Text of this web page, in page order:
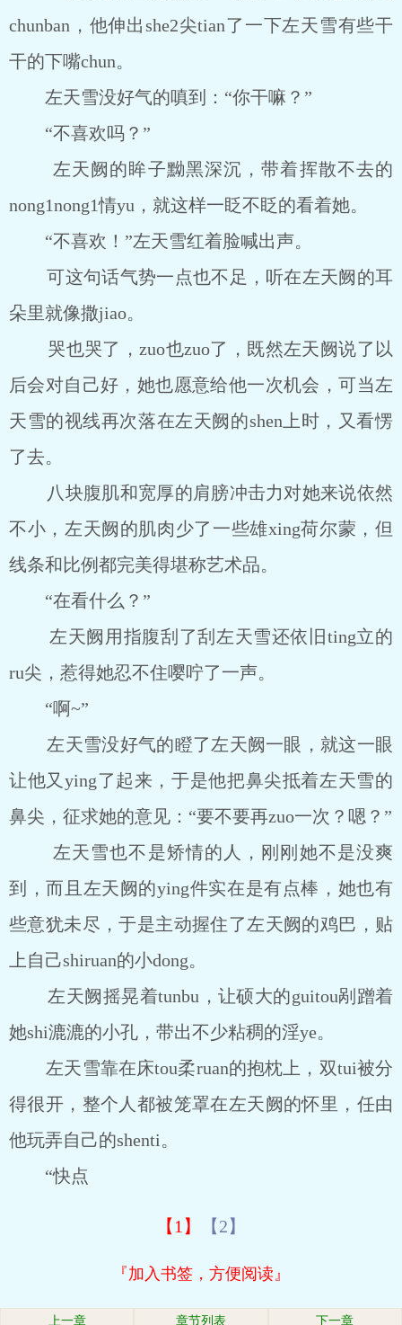
chunban，他伸出she2尖tian了一下左天雪有些干
干的下嘴chun。
左天雪没好气的嗔到：“你干嘛？”
“不喜欢吗？”
左天阙的眸子黝黑深沉，带着挥散不去的
nong1nong1情yu，就这样一眨不眨的看着她。
“不喜欢！”左天雪红着脸喊出声。
可这句话气势一点也不足，听在左天阙的耳
朵里就像撒jiao。
哭也哭了，zuo也zuo了，既然左天阙说了以
后会对自己好，她也愿意给他一次机会，可当左
天雪的视线再次落在左天阙的shen上时，又看愣
了去。
八块腹肌和宽厚的肩膀冲击力对她来说依然
不小，左天阙的肌肉少了一些雄xing荷尔蒙，但
线条和比例都完美得堪称艺术品。
“在看什么？”
左天阙用指腹刮了刮左天雪还依旧ting立的
ru尖，惹得她忍不住嘤咛了一声。
“啊~”
左天雪没好气的瞪了左天阙一眼，就这一眼
让他又ying了起来，于是他把鼻尖抵着左天雪的
鼻尖，征求她的意见：“要不要再zuo一次？嗯？”
左天雪也不是矫情的人，刚刚她不是没爽
到，而且左天阙的ying件实在是有点棒，她也有
些意犹未尽，于是主动握住了左天阙的鸡巴，贴
上自己shiruan的小dong。
左天阙摇晃着tunbu，让硕大的guitou剐蹭着
她shi漉漉的小孔，带出不少粘稠的淫ye。
左天雪靠在床tou柔ruan的抱枕上，双tui被分
得很开，整个人都被笼罩在左天阙的怀里，任由
他玩弄自己的shenti。
“快点
【1】 【2】
『加入书签，方便阅读』
上一章 章节列表 下一章